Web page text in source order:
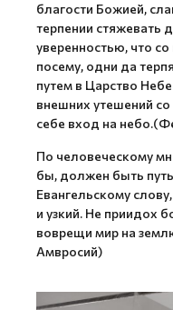
благости Божией,
терпении стяжевать
уверенностью, что
посему, одни да
путем в Царство
внешних утешений
себе вход на
По человеческому
бы, должен быть
Евангельскому
и узкий. Не приидох
воврещи мир на
Амвросий)